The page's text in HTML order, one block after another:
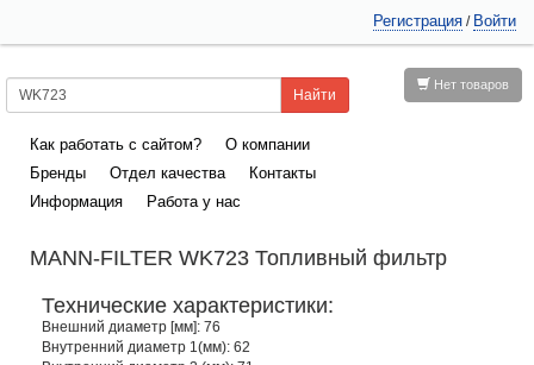
Регистрация / Войти
Нет товаров
Как работать с сайтом?
О компании
Бренды
Отдел качества
Контакты
Информация
Работа у нас
MANN-FILTER WK723 Топливный фильтр
Технические характеристики:
Внешний диаметр [мм]: 76
Внутренний диаметр 1(мм): 62